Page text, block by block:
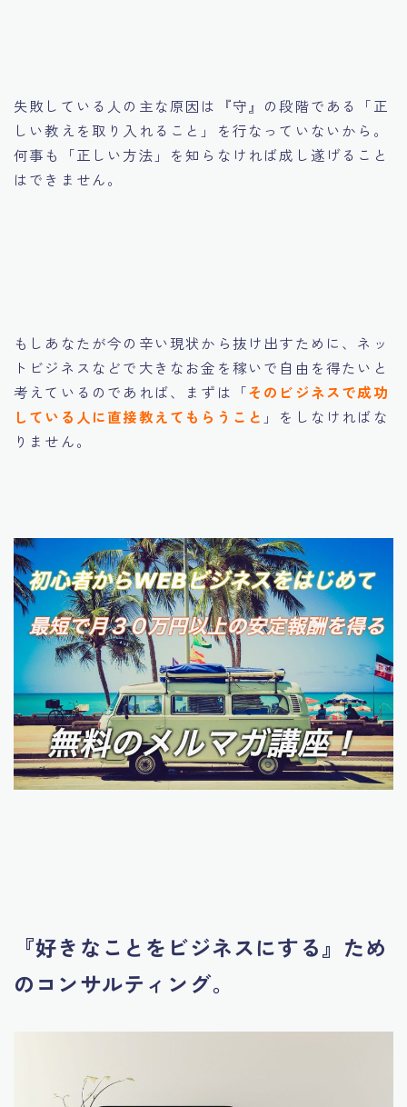
失敗している人の主な原因は『守』の段階である「正
しい教えを取り入れること」を行なっていないから。
何事も「正しい方法」を知らなければ成し遂げること
はできません。
もしあなたが今の辛い現状から抜け出すために、ネッ
トビジネスなどで大きなお金を稼いで自由を得たいと
考えているのであれば、まずは「そのビジネスで成功
している人に直接教えてもらうこと 」をしなければな
りません。
『好きなことをビジネスにする』ため
のコンサルティング。